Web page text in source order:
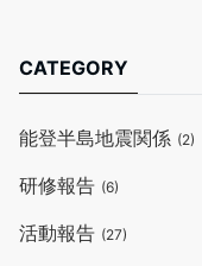
CATEGORY
能登半島地震関係 (2)
研修報告 (6)
活動報告 (27)